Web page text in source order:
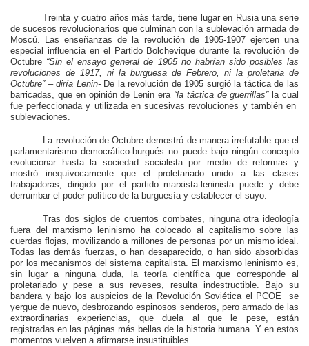
Treinta y cuatro años más tarde, tiene lugar en Rusia una serie
de sucesos revolucionarios que culminan con la sublevación armada de
Moscú. Las enseñanzas de la revolución de 1905-1907 ejercen una
especial influencia en el Partido Bolchevique durante la revolución de
Octubre “Sin el ensayo general de 1905 no habrían sido posibles las
revoluciones de 1917, ni la burguesa de Febrero, ni la proletaria de
Octubre” – diría Lenin-De la revolución de 1905 surgió la táctica de las
barricadas, que en opinión de Lenin era “la táctica de guerrillas” la cual
fue perfeccionada y utilizada en sucesivas revoluciones y también en
sublevaciones.
La revolución de Octubre demostró de manera irrefutable que el
parlamentarismo democrático-burgués no puede bajo ningún concepto
evolucionar hasta la sociedad socialista por medio de reformas y
mostró inequívocamente que el proletariado unido a las clases
trabajadoras, dirigido por el partido marxista-leninista puede y debe
derrumbar el poder político de la burguesía y establecer el suyo.
Tras dos siglos de cruentos combates, ninguna otra ideología
fuera del marxismo leninismo ha colocado al capitalismo sobre las
cuerdas flojas, movilizando a millones de personas por un mismo ideal.
Todas las demás fuerzas, o han desaparecido, o han sido absorbidas
por los mecanismos del sistema capitalista. El marxismo leninismo es,
sin lugar a ninguna duda, la teoría científica que corresponde al
proletariado y pese a sus reveses, resulta indestructible. Bajo su
bandera y bajo los auspicios de la Revolución Soviética el PCOE se
yergue de nuevo, desbrozando espinosos senderos, pero armado de las
extraordinarias experiencias, que duela al que le pese, están
registradas en las páginas más bellas de la historia humana. Y en estos
momentos vuelven a afirmarse insustituibles.